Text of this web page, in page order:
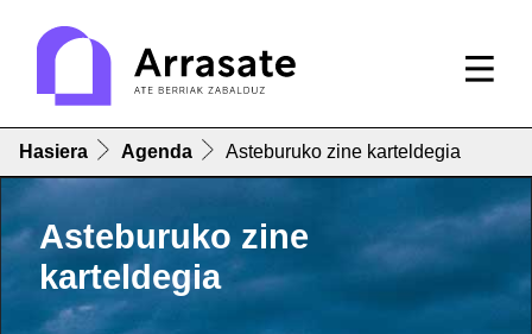
Hasiera Agenda Asteburuko zine karteldegia
Asteburuko zine
karteldegia